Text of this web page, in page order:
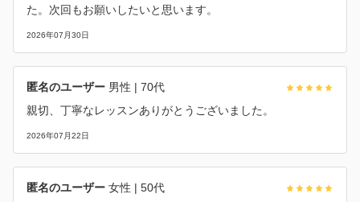
た。次回もお願いしたいと思います。
2026年07月30日
匿名のユーザー 男性 | 70代
親切、丁寧なレッスンありがとうございました。
2026年07月22日
匿名のユーザー 女性 | 50代